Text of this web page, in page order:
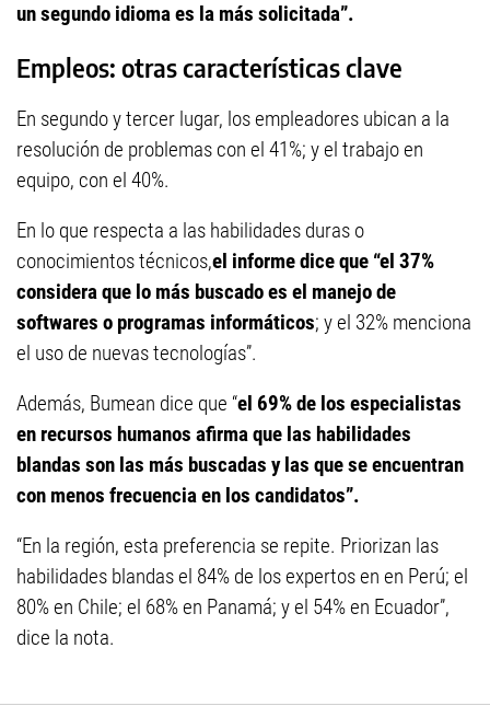
un segundo idioma es la más solicitada”.
Empleos: otras características clave
En segundo y tercer lugar, los empleadores ubican a la
resolución de problemas con el 41%; y el trabajo en
equipo, con el 40%.
En lo que respecta a las habilidades duras o
conocimientos técnicos,el informe dice que “el 37%
considera que lo más buscado es el manejo de
softwares o programas informáticos; y el 32% menciona
el uso de nuevas tecnologías”.
Además, Bumean dice que “el 69% de los especialistas
en recursos humanos afirma que las habilidades
blandas son las más buscadas y las que se encuentran
con menos frecuencia en los candidatos”.
“En la región, esta preferencia se repite. Priorizan las
habilidades blandas el 84% de los expertos en en Perú; el
80% en Chile; el 68% en Panamá; y el 54% en Ecuador”,
dice la nota.